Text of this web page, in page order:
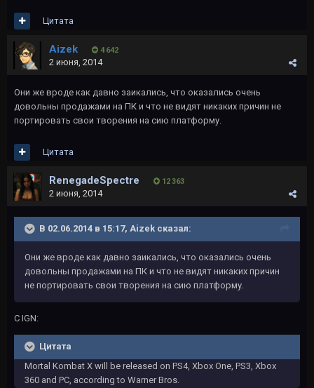
Цитата
Aizek 4 642
2 июня, 2014
Они же вроде как давно заикались, что оказались очень
довольны продажами на ПК и что не видят никаких причин не
портировать свои творения на сию платформу.
Цитата
RenegadeSpectre 12 363
2 июня, 2014
В 02.06.2014 в 15:17, Aizek сказал:
Они же вроде как давно заикались, что оказались очень
довольны продажами на ПК и что не видят никаких причин
не портировать свои творения на сию платформу.
С IGN:
Цитата
Mortal Kombat X will be released on PS4, Xbox One, PS3, Xbox
360 and PC, according to Warner Bros.